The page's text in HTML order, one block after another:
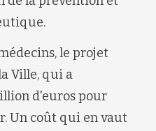
le projet
Ville, qui a
d'euros pour
Un coût qui en vaut